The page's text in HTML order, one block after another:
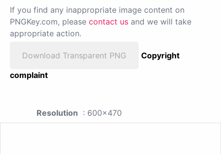
If you find any inappropriate image content on
PNGKey.com, please contact us and we will take
appropriate action.
Download Transparent PNG
Copyright
complaint
Resolution : 600x470